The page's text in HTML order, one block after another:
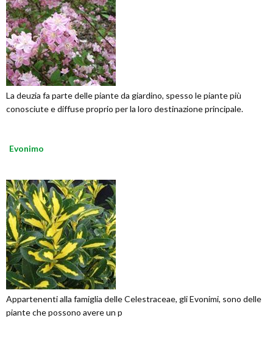
La deuzia fa parte delle piante da giardino, spesso le piante più
conosciute e diffuse proprio per la loro destinazione principale.
Evonimo
Appartenenti alla famiglia delle Celestraceae, gli Evonimi, sono delle
piante che possono avere un p